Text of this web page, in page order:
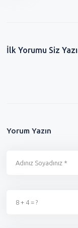
İlk Yorumu Siz
Yorum Yazın